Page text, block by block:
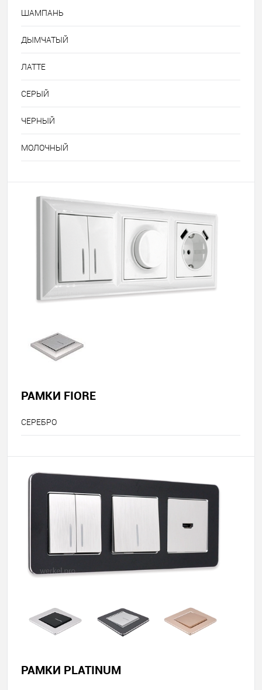
ШАМПАНЬ
ДЫМЧАТЫЙ
ЛАТТЕ
СЕРЫЙ
ЧЕРНЫЙ
МОЛОЧНЫЙ
РАМКИ FIORE
СЕРЕБРО
РАМКИ PLATINUM